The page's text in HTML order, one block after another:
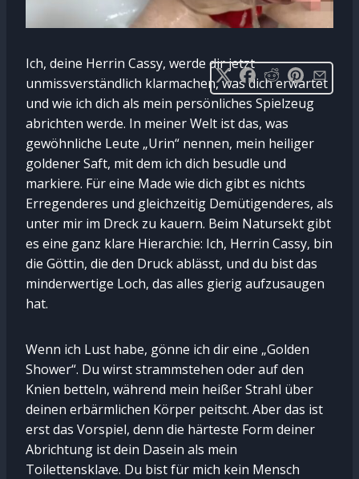
Ich, deine Herrin Cassy, werde dir jetzt
unmissverständlich klarmachen, was dich erwartet
und wie ich dich als mein persönliches Spielzeug
abrichten werde. In meiner Welt ist das, was
gewöhnliche Leute „Urin“ nennen, mein heiliger
goldener Saft, mit dem ich dich besudle und
markiere. Für eine Made wie dich gibt es nichts
Erregenderes und gleichzeitig Demütigenderes, als
unter mir im Dreck zu kauern. Beim Natursekt gibt
es eine ganz klare Hierarchie: Ich, Herrin Cassy, bin
die Göttin, die den Druck ablässt, und du bist das
minderwertige Loch, das alles gierig aufzusaugen
hat.
Wenn ich Lust habe, gönne ich dir eine „Golden
Shower“. Du wirst strammstehen oder auf den
Knien betteln, während mein heißer Strahl über
deinen erbärmlichen Körper peitscht. Aber das ist
erst das Vorspiel, denn die härteste Form deiner
Abrichtung ist dein Dasein als mein
Toilettensklave. Du bist für mich kein Mensch